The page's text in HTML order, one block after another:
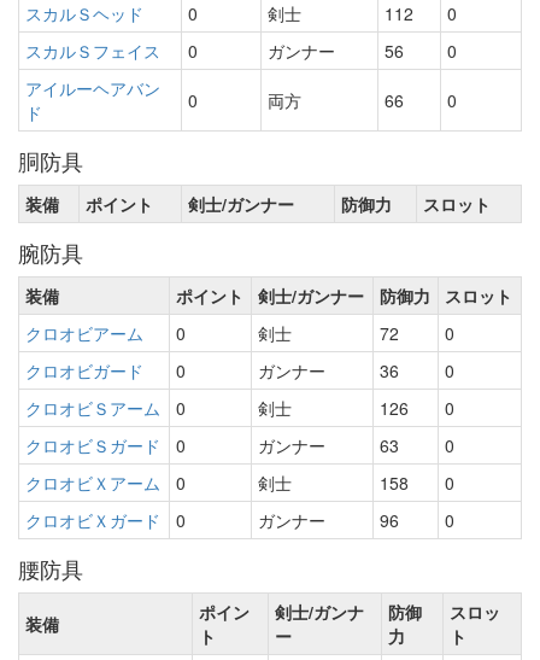
スカルＳヘッド
0 剣士 112
0
スカルＳフェイス
0 ガンナー 56
0
アイルーヘアバン
ド
0 両方 66 0
胴防具
装備 ポイント 剣士/ガンナー 防御力 スロット
腕防具
装備 ポイント 剣士/ガンナー 防御力
スロット
クロオビアーム
0 剣士 72
0
クロオビガード
0 ガンナー 36
0
クロオビＳアーム
0 剣士 126
0
クロオビＳガード
0 ガンナー 63
0
クロオビＸアーム
0 剣士 158
0
クロオビＸガード
0 ガンナー 96 0
腰防具
装備
ポイン
ト
剣士/ガンナ
ー
防御
力
スロッ
ト